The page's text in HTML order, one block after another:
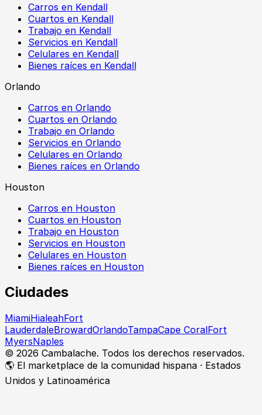
Carros en Kendall
Cuartos en Kendall
Trabajo en Kendall
Servicios en Kendall
Celulares en Kendall
Bienes raíces en Kendall
Orlando
Carros en Orlando
Cuartos en Orlando
Trabajo en Orlando
Servicios en Orlando
Celulares en Orlando
Bienes raíces en Orlando
Houston
Carros en Houston
Cuartos en Houston
Trabajo en Houston
Servicios en Houston
Celulares en Houston
Bienes raíces en Houston
Ciudades
MiamiHialeahFort
LauderdaleBrowardOrlandoTampaCape CoralFort
MyersNaples
© 2026 Cambalache. Todos los derechos reservados.
🌎 El marketplace de la comunidad hispana · Estados
Unidos y Latinoamérica